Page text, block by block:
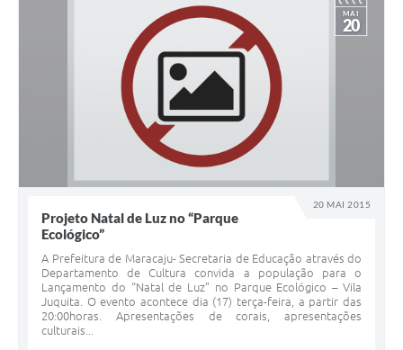
20 MAI 2015
MAI
20
Projeto Natal de Luz no “Parque
Ecológico”
A Prefeitura de Maracaju- Secretaria de Educação através do
Departamento de Cultura convida a população para o
Lançamento do “Natal de Luz” no Parque Ecológico – Vila
Juquita. O evento acontece dia (17) terça-feira, a partir das
20:00horas. Apresentações de corais, apresentações
culturais...